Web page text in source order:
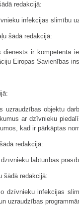
redakcijā:
infekcijas slimību
šādā redakcijā:
dienests ir kompetentā
Eiropas Savienības
uzraudzības objektu
ar dzīvnieku
kad ir pārkāptas
redakcijā:
labturības
šādā redakcijā:
dzīvnieku infekcijas
uzraudzības